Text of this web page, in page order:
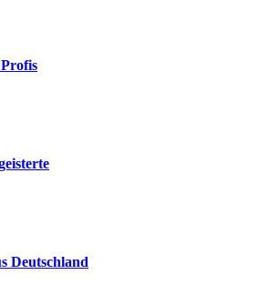
Deutschland